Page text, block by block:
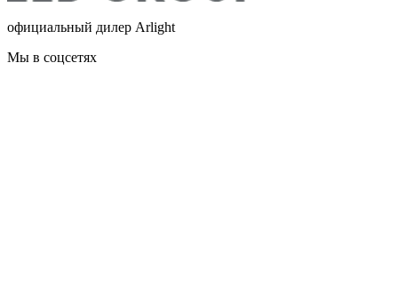
официальный дилер Arlight
Мы в соцсетях